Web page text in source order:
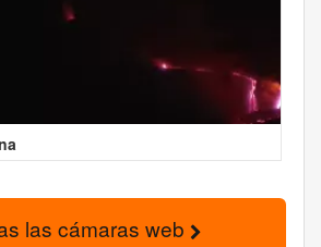
las cámaras web